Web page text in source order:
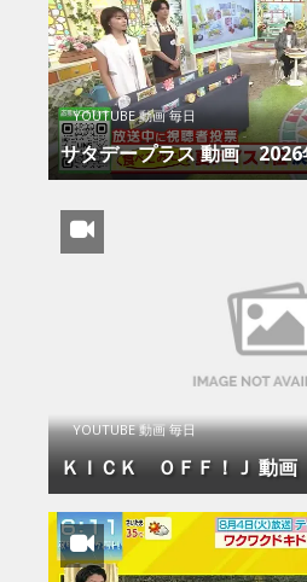
YOUTUBE 動画 毎日
サタデープラス 動画 2026
YOUTUBE 動画 毎日
ＫＩＣＫ ＯＦＦ！Ｊ 動